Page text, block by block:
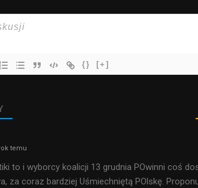
{} [+]
temu
to i wyborcy koalicji 13 grudnia POwinni coś
za coraz bardziej Uśmiechniętą POlskę.